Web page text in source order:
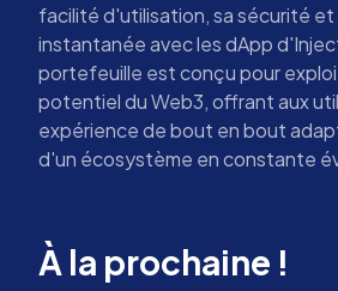
facilité d'utilisation, sa sécurité
instantanée avec les dApp
portefeuille est conçu pour
potentiel du Web3, offrant aux
expérience de bout en bout
d'un écosystème en constante
À la prochaine !